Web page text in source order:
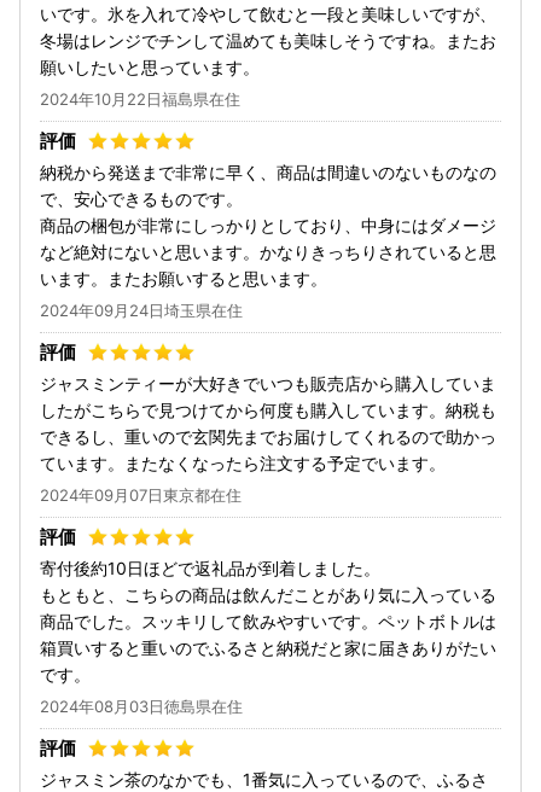
いです。氷を入れて冷やして飲むと一段と美味しいですが、
冬場はレンジでチンして温めても美味しそうですね。またお
願いしたいと思っています。
2024年10月22日福島県在住
納税から発送まで非常に早く、商品は間違いのないものなの
で、安心できるものです。
商品の梱包が非常にしっかりとしており、中身にはダメージ
など絶対にないと思います。かなりきっちりされていると思
います。またお願いすると思います。
2024年09月24日埼玉県在住
ジャスミンティーが大好きでいつも販売店から購入していま
したがこちらで見つけてから何度も購入しています。納税も
できるし、重いので玄関先までお届けしてくれるので助かっ
ています。またなくなったら注文する予定でいます。
2024年09月07日東京都在住
寄付後約10日ほどで返礼品が到着しました。
もともと、こちらの商品は飲んだことがあり気に入っている
商品でした。スッキリして飲みやすいです。ペットボトルは
箱買いすると重いのでふるさと納税だと家に届きありがたい
です。
2024年08月03日徳島県在住
ジャスミン茶のなかでも、1番気に入っているので、ふるさ